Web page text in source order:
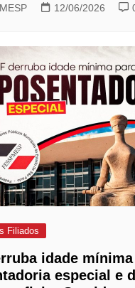
12/06/2026
Filiados
idade
especial e